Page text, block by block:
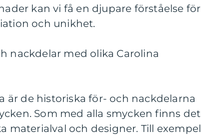
kan vi få en djupare förståelse för
och unikhet.
nackdelar med olika Carolina
är de historiska för- och nackdelarna
Som med alla smycken finns det
materialval och designer. Till exempel